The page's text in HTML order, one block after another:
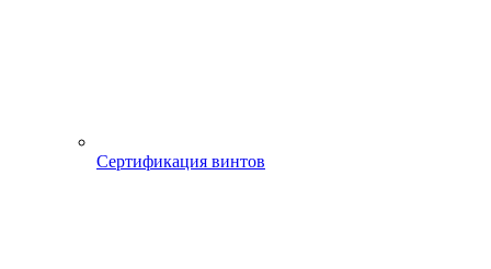
Сертификация винтов